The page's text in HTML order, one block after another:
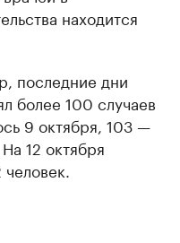
находится
последние дни
более 100 случаев
9 октября, 103 —
12 октября
человек.